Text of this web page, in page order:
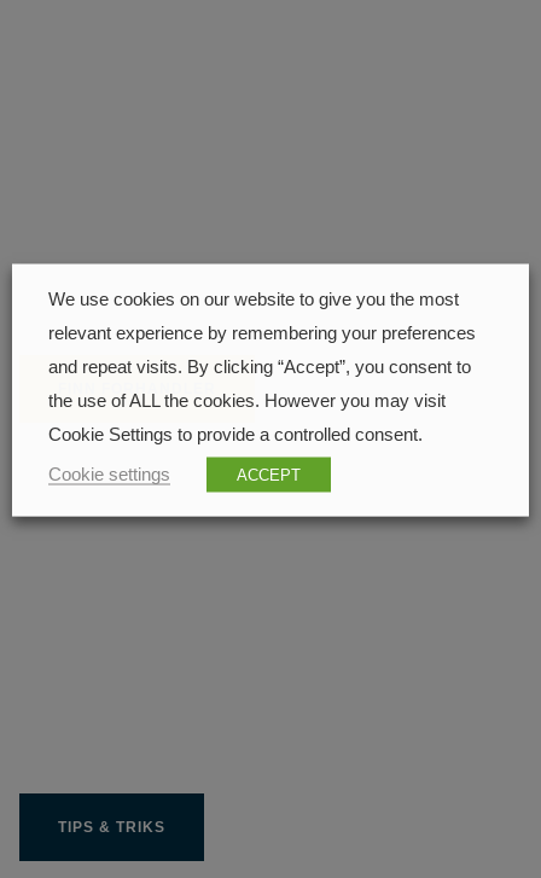
forhandler
195 px
252 px
TIPS & TRIKS
We use cookies on our website to give you the most
relevant experience by remembering your preferences
and repeat visits. By clicking “Accept”, you consent to
the use of ALL the cookies. However you may visit
Cookie Settings to provide a controlled consent.
Cookie settings ACCEPT